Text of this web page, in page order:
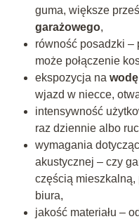
guma, większe
garażowego,
równość posadzki –
może połączenie
ekspozycja na wodę
wjazd w niecce,
intensywność
raz dziennie albo
wymagania
akustycznej – czy
częścią mieszkalną,
biura,
jakość materiału –